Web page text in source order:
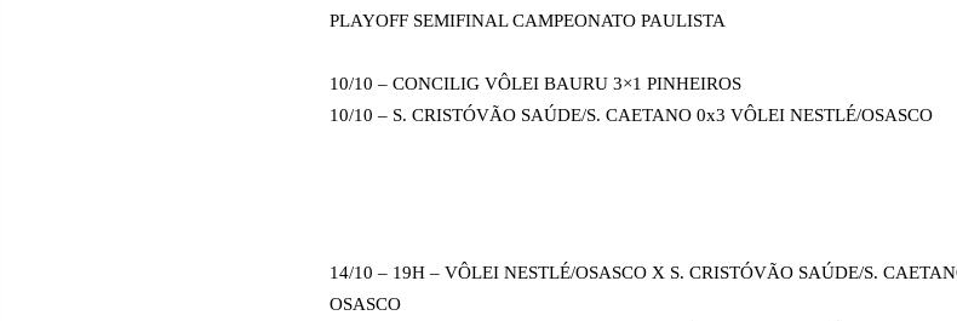
PLAYOFF SEMIFINAL CAMPEONATO PAULISTA
10/10 – CONCILIG VÔLEI BAURU 3×1 PINHEIROS
10/10 – S. CRISTÓVÃO SAÚDE/S. CAETANO 0x3 VÔLEI NESTLÉ/OSASCO
14/10 – 19H – VÔLEI NESTLÉ/OSASCO X S. CRISTÓVÃO SAÚDE/S.
OSASCO